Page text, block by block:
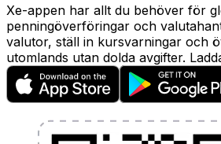
Xe-appen har allt du behöver för
penningöverföringar och
valutor, ställ in kursvarningar och
utomlands utan dolda avgifter.